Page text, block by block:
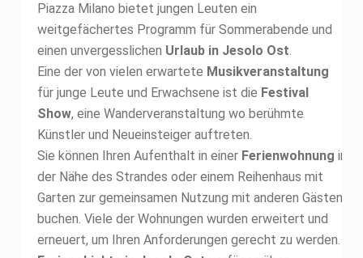
Piazza Milano bietet jungen Leuten ein
weitgefächertes Programm für Sommerabende und
einen unvergesslichen Urlaub in Jesolo Ost.
Eine der von vielen erwartete Musikveranstaltung
für junge Leute und Erwachsene ist die Festival
Show, eine Wanderveranstaltung wo berühmte
Künstler und Neueinsteiger auftreten.
Sie können Ihren Aufenthalt in einer Ferienwohnungin
der Nähe des Strandes oder einem Reihenhaus mit
Garten zur gemeinsamen Nutzung mit anderen Gästen
buchen. Viele der Wohnungen wurden erweitert und
erneuert, um Ihren Anforderungen gerecht zu werden.